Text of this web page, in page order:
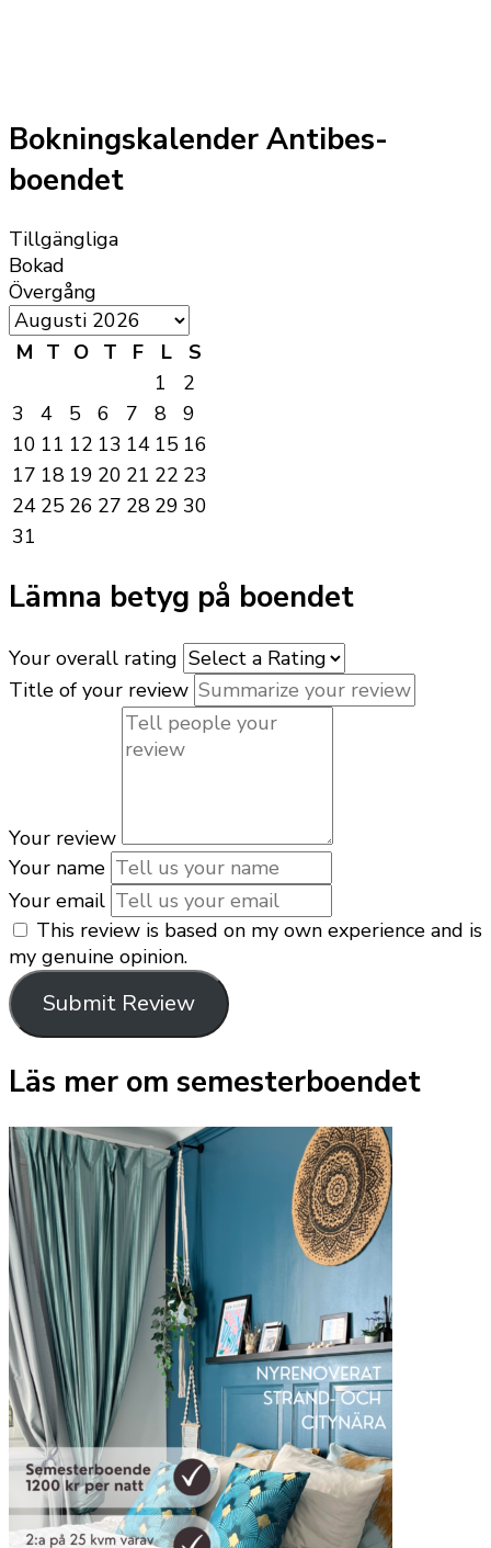
Bokningskalender Antibes-
boendet
Tillgängliga
Bokad
Övergång
M T O T F L
S
1
2
3
4 5 6 7 8
9
10 11 12 13 14 15 16
17 18 19 20 21 22 23
24 25 26 27 28 29 30
31
Lämna betyg på boendet
Your overall rating
Title of your review
Your review
Your name
Your email
This review is based on my own experience and is
my genuine opinion.
Submit Review
Läs mer om semesterboendet